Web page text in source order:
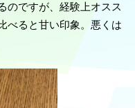
のですが、経験上オスス
べると甘い印象。悪くは